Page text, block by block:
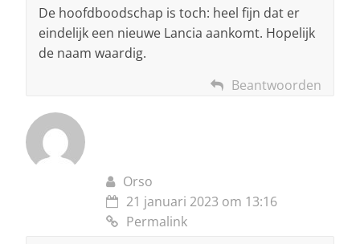
De hoofdboodschap is toch: heel fijn dat er
eindelijk een nieuwe Lancia aankomt. Hopelijk
de naam waardig.
Beantwoorden
Orso
21 januari 2023 om 13:16
Permalink